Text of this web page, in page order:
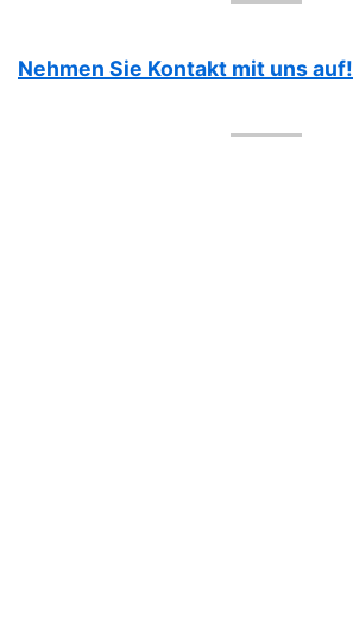
Nehmen Sie Kontakt mit uns auf!